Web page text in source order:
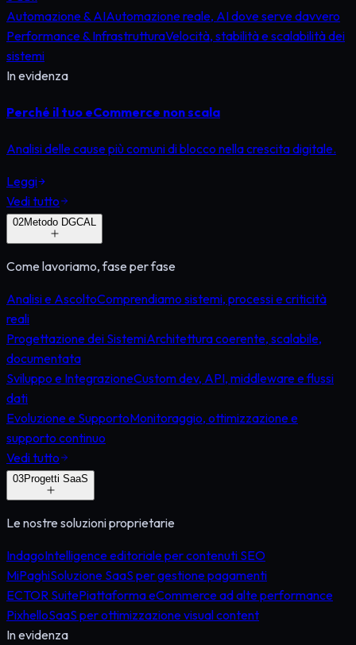
Automazione & AIAutomazione reale, AI dove serve davvero
Performance & InfrastrutturaVelocità, stabilità e scalabilità dei
sistemi
In evidenza
Perché il tuo eCommerce non scala
Analisi delle cause più comuni di blocco nella crescita digitale.
Leggi
Vedi tutto
02Metodo DGCAL
Come lavoriamo, fase per fase
Analisi e AscoltoComprendiamo sistemi, processi e criticità
reali
Progettazione dei SistemiArchitettura coerente, scalabile,
documentata
Sviluppo e IntegrazioneCustom dev, API, middleware e flussi
dati
Evoluzione e SupportoMonitoraggio, ottimizzazione e
supporto continuo
Vedi tutto
03Progetti SaaS
Le nostre soluzioni proprietarie
IndagoIntelligence editoriale per contenuti SEO
MiPaghiSoluzione SaaS per gestione pagamenti
ECTOR SuitePiattaforma eCommerce ad alte performance
PixhelloSaaS per ottimizzazione visual content
In evidenza